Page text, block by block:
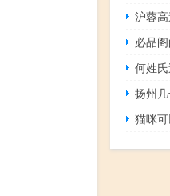
沪蓉
必品
何姓
扬州
猫咪